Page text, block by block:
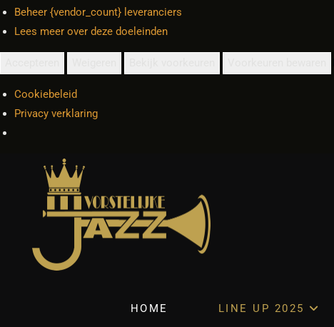
Beheer {vendor_count} leveranciers
Lees meer over deze doeleinden
Cookiebeleid
Privacy verklaring
HOME LINE UP 2025